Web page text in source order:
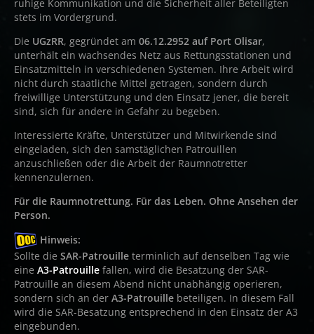
ruhige Kommunikation und die Sicherheit aller Beteiligten
stets im Vordergrund.
Die UGzRR, gegründet am 06.12.2952 auf Port Olisar,
unterhält ein wachsendes Netz aus Rettungsstationen und
Einsatzmitteln in verschiedenen Systemen. Ihre Arbeit wird
nicht durch staatliche Mittel getragen, sondern durch
freiwillige Unterstützung und den Einsatz jener, die bereit
sind, sich für andere in Gefahr zu begeben.
Interessierte Kräfte, Unterstützer und Mitwirkende sind
eingeladen, sich den samstäglichen Patrouillen
anzuschließen oder die Arbeit der Raumnotretter
kennenzulernen.
Für die Raumnotrettung. Für das Leben. Ohne Ansehen der
Person.
Hinweis:
Sollte die SAR-Patrouille terminlich auf denselben Tag wie
eine A3-Patrouille fallen, wird die Besatzung der SAR-
Patrouille an diesem Abend nicht unabhängig operieren,
sondern sich an der A3-Patrouille beteiligen. In diesem Fall
wird die SAR-Besatzung entsprechend in den Einsatz der A3
eingebunden.